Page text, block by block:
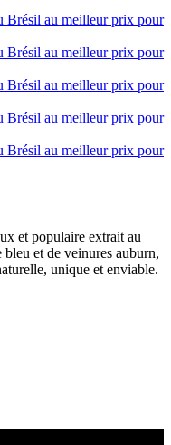
et populaire extrait au
et de veinures auburn,
unique et enviable.